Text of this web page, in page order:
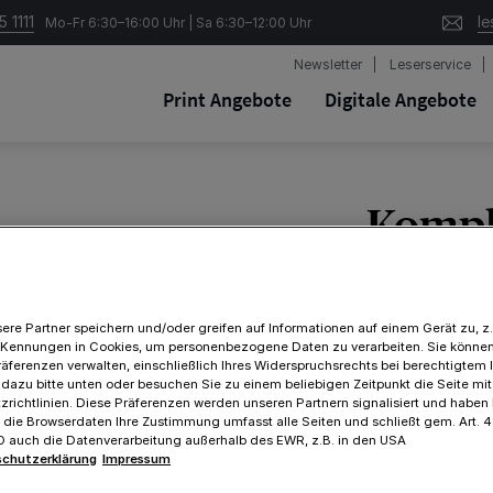
Mo-Fr 6:30–16:00 Uhr | Sa 6:30–12:00 Uhr
Newsletter Leserservice
Print Angebote Digitale Angebote
Für
Gedruckte
Digitale
lesen
Zugriff auf
Partner speichern und/oder greifen auf Informationen auf einem Gerät zu,
in Cookies, um personenbezogene Daten zu verarbeiten. Sie
verwalten, einschließlich Ihres Widerspruchsrechts bei berechtigtem
bitte unten oder besuchen Sie zu einem beliebigen Zeitpunkt die Seite
Diese Präferenzen werden unseren Partnern signalisiert und haben
die Browserdaten Ihre Zustimmung umfasst alle Seiten und schließt gem. Art.
auch die Datenverarbeitung außerhalb des EWR, z.B. in den USA
Impressum